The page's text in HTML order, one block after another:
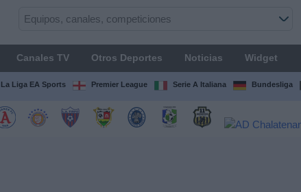
Canales TV Otros Deportes Noticias Widget
La Liga EA Sports Premier League Serie A Italiana Bundesliga